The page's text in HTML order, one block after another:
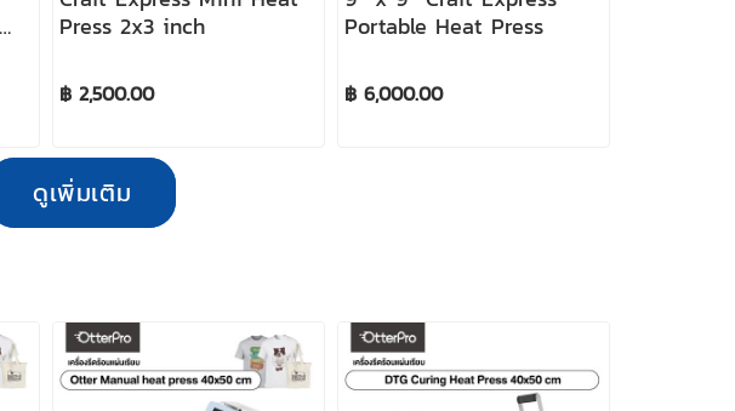
Press 2x3 inch
฿ 2,500.00
Portable Heat Press
฿ 6,000.00
ดูเพิ่มเติม